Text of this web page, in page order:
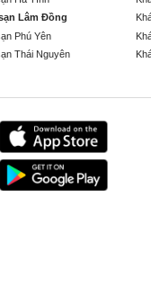
Lâm Đồng
Phú Yên
Thái Nguyên